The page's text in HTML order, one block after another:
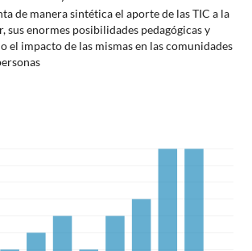
de manera sintética el aporte de las TIC a la
sus enormes posibilidades pedagógicas y
el impacto de las mismas en las comunidades